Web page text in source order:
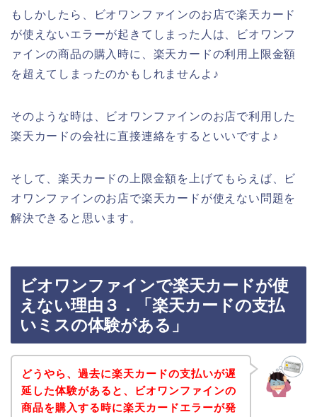
もしかしたら、ビオワンファインのお店で楽天カード
が使えないエラーが起きてしまった人は、ビオワンフ
ァインの商品の購入時に、楽天カードの利用上限金額
を超えてしまったのかもしれませんよ♪
そのような時は、ビオワンファインのお店で利用した
楽天カードの会社に直接連絡をするといいですよ♪
そして、楽天カードの上限金額を上げてもらえば、ビ
オワンファインのお店で楽天カードが使えない問題を
解決できると思います。
ビオワンファインで楽天カードが使
えない理由３．「楽天カードの支払
いミスの体験がある」
どうやら、過去に楽天カードの支払いが遅
延した体験があると、ビオワンファインの
商品を購入する時に楽天カードエラーが発